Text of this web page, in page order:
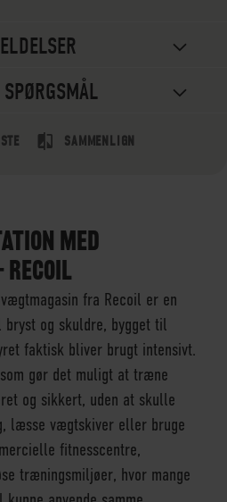
SAMMENLIGN
MED
fra Recoil er en
og skuldre, bygget til
faktisk bliver brugt intensivt.
gør det muligt at træne
og sikkert, uden at skulle
læsse vægtskiver eller bruge
fitnesscentre,
træningsmiljøer, hvor mange